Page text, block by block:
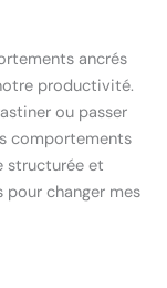
ancrés
productivité.
ou passer
comportements
structurée et
pour changer mes